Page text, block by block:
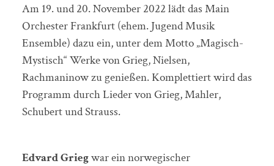
Am 19. und 20. November 2022 lädt das Main
Orchester Frankfurt (ehem. Jugend Musik
Ensemble) dazu ein, unter dem Motto „Magisch-
Mystisch“ Werke von Grieg, Nielsen,
Rachmaninow zu genießen. Komplettiert wird das
Programm durch Lieder von Grieg, Mahler,
Schubert und Strauss.
Edvard Griegwar ein norwegischer